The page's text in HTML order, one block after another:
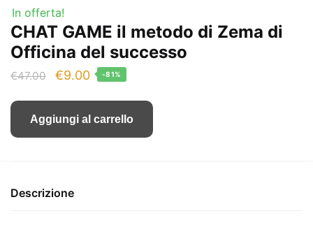
In offerta!
CHAT GAME il metodo di Zema di
Officina del successo
€47.00
Il
originale
€9.00Il
attuale
-81%
Aggiungi al carrello
Descrizione